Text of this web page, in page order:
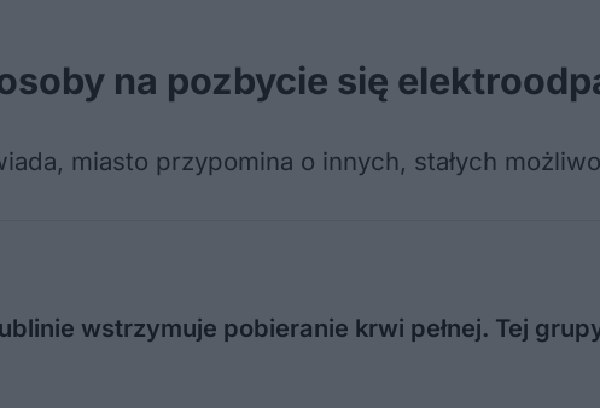
na pozbycie się
miasto przypomina o innych, stałych
wstrzymuje pobieranie krwi pełnej. Tej